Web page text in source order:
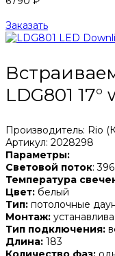
Заказать
LDG801
Производитель: Rio
Артикул: 2028298
Параметры:
Световой поток:
Температура
Цвет: белый
Тип: потолочные
Монтаж:
Тип подключения:
Длина: 183